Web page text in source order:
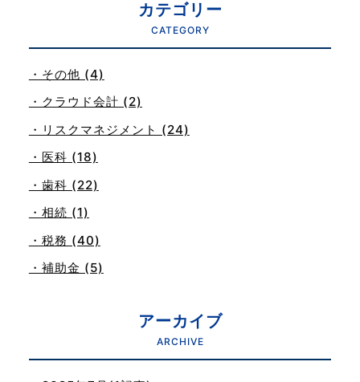
カテゴリー
CATEGORY
・その他 (4)
・クラウド会計 (2)
・リスクマネジメント (24)
・医科 (18)
・歯科 (22)
・相続 (1)
・税務 (40)
・補助金 (5)
アーカイブ
ARCHIVE